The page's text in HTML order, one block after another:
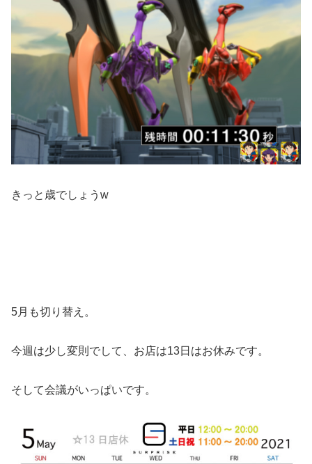
きっと歳でしょうw
5月も切り替え。
今週は少し変則でして、お店は13日はお休みです。
そして会議がいっぱいです。